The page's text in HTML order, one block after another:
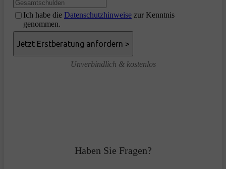
Ich habe die Datenschutzhinweise zur Kenntnis
genommen.
Unverbindlich & kostenlos
Haben Sie Fragen?